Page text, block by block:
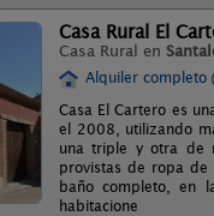
Casa Rural El
Casa Rural en
Alquiler completo
Casa El Cartero es
el 2008, utilizando
una triple y otra de
provistas de ropa de
baño completo, en
habitacione